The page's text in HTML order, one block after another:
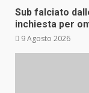
Sub falciato
inchiesta per
9 Agosto 2026